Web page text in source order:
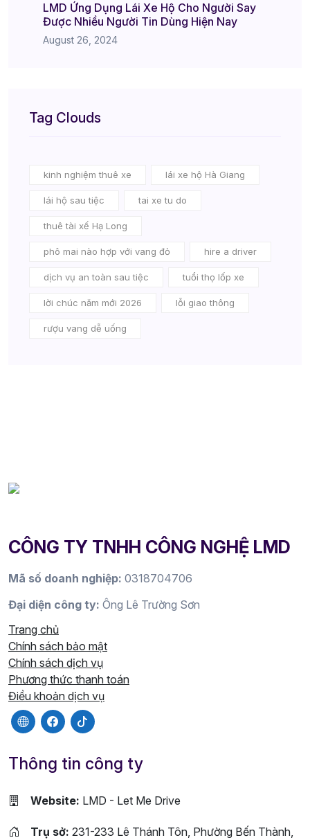
LMD Ứng Dụng Lái Xe Hộ Cho Người Say
Được Nhiều Người Tin Dùng Hiện Nay
August 26, 2024
Tag Clouds
kinh nghiệm thuê xe lái xe hộ Hà Giang
lái hộ sau tiệc tai xe tu do
thuê tài xế Hạ Long
phô mai nào hợp với vang đỏ hire a driver
dịch vụ an toàn sau tiệc tuổi thọ lốp xe
lời chúc năm mới 2026 lỗi giao thông
rượu vang dễ uống
CÔNG TY TNHH CÔNG NGHỆ LMD
Mã số doanh nghiệp: 0318704706
Đại diện công ty: Ông Lê Trường Sơn
Trang chủ
Chính sách bảo mật
Chính sách dịch vụ
Phương thức thanh toán
Điều khoản dịch vụ
Thông tin công ty
Website: LMD - Let Me Drive
Trụ sở: 231-233 Lê Thánh Tôn, Phường Bến Thành,